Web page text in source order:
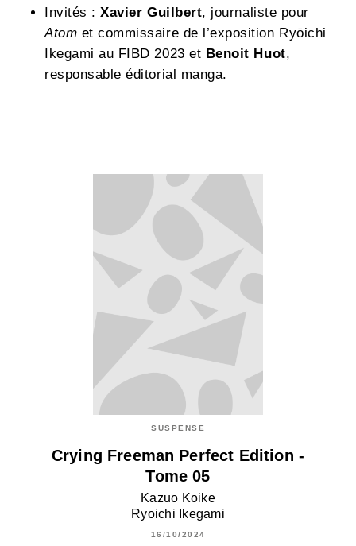
Invités :Xavier Guilbert, journaliste pour
Atom et commissaire de l’exposition Ryōichi
Ikegami au FIBD 2023 et Benoit Huot,
responsable éditorial manga.
SUSPENSE
Crying Freeman Perfect Edition -
Tome 05
Kazuo Koike
Ryoichi Ikegami
16/10/2024